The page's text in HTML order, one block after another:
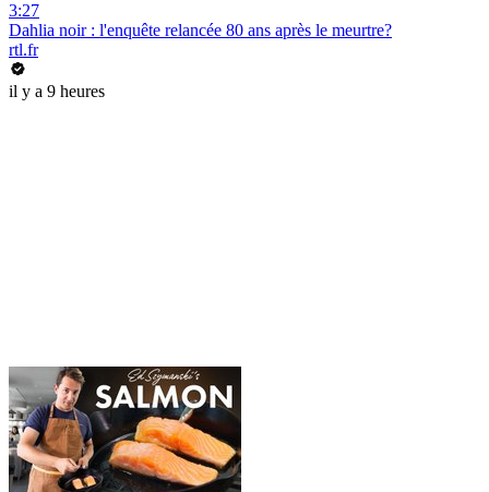
3:27
Dahlia noir : l'enquête relancée 80 ans après le meurtre?
rtl.fr
il y a 9 heures